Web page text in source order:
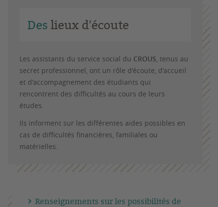
Des lieux d'écoute
Les assistants du service social du CROUS, tenus au
secret professionnel, ont un rôle d'écoute, d'accueil
et d'accompagnement des étudiants qui
rencontrent des difficultés au cours de leurs
études.
Ils informent sur les différentes aides possibles en
cas de difficultés financières, familiales ou
matérielles.
Renseignements sur les possibilités de